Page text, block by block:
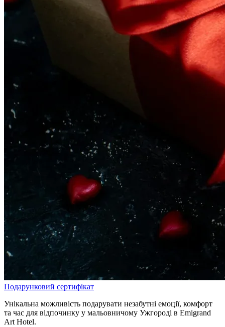
Подарунковий сертифікат
Унікальна можливість подарувати незабутні емоції, комфорт
та час для відпочинку у мальовничому Ужгороді в Emigrand
Art Hotel.